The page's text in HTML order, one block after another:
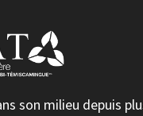
son milieu depuis